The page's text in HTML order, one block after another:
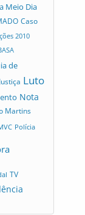
Meio Dia
Caso
2010
de
Justiça Luto
Nota
Martins
Polícia
TV